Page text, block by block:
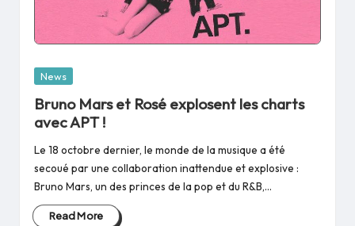
Posted
News
Bruno Mars et Rosé explosent les charts
avec APT !
Le 18 octobre dernier, le monde de la musique a été
secoué par une collaboration inattendue et explosive :
Bruno Mars, un des princes de la pop et du R&B,…
Read More